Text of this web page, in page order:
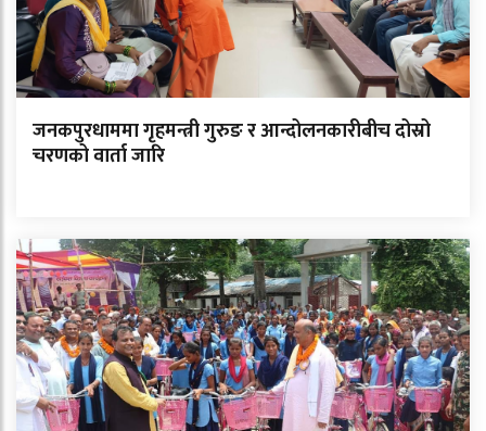
जनकपुरधाममा गृहमन्त्री गुरुङ र आन्दोलनकारीबीच दोस्रो
चरणको वार्ता जारि